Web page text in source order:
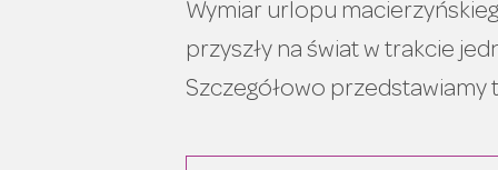
Wymiar urlopu
przyszły na świat w trakcie
Szczegółowo